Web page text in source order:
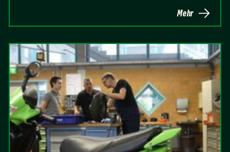
Mehr